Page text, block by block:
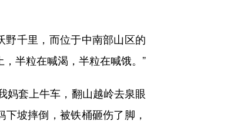
千里，而位于中南部山区的
半粒在喊渴，半粒在喊饿。”
套上牛车，翻山越岭去泉眼
坡摔倒，被铁桶砸伤了脚，